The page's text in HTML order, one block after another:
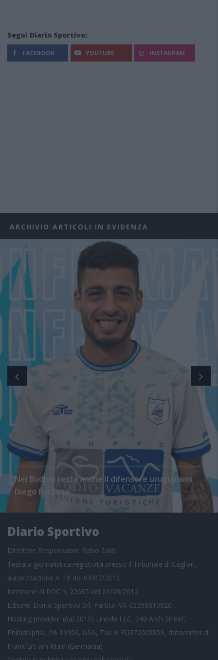
Segui Diario Sportivo:
FACEBOOK YOUTUBE INSTAGRAM
ARCHIVIO ARTICOLI IN EVIDENZA
Nel Budoni resta anche il difensore uruguaiano
Diego Barboza
Diario Sportivo
Direttore Responsabile Fabio Salis
Testata giornalistica registrata presso il Tribunale di Cagliari,
autorizzazione n. 18 del 03/07/2012
Iscrizione al ROC n. 22685 del 03/08/2012
Editore: Diario Sportivo Srl, Partita IVA 03356010920
Hosting provider: (dal 2015) Linode LLC, 249 Arch Street,
Philadelphia, PA 19106, USA, Tax id EU372008859, datacenter di
Frankfurt am Main (Germania)